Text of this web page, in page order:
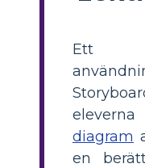
Ett
diagram
en